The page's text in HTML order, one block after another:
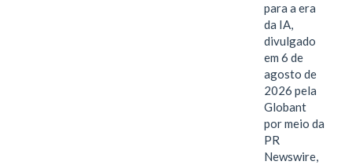
para a era
da IA,
divulgado
em 6 de
agosto de
2026 pela
Globant
por meio da
PR
Newswire,